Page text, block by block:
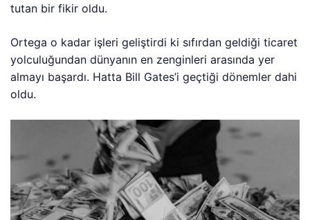
tutan bir fikir oldu.
Ortega o kadar işleri geliştirdi ki sıfırdan geldiği ticaret
yolculuğundan dünyanın en zenginleri arasında yer
almayı başardı. Hatta Bill Gates’i geçtiği dönemler dahi
oldu.